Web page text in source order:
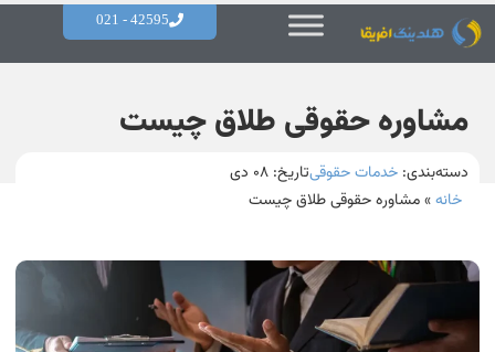
42595 - 021
مشاوره حقوقی طلاق چیست
دسته‌بندی: خدمات حقوقیتاریخ:
خانه»مشاوره حقوقی طلاق چیست